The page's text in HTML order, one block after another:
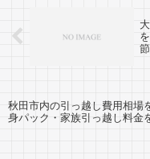
秋田市内の引っ越し費用相場
身パック・家族引っ越し料金